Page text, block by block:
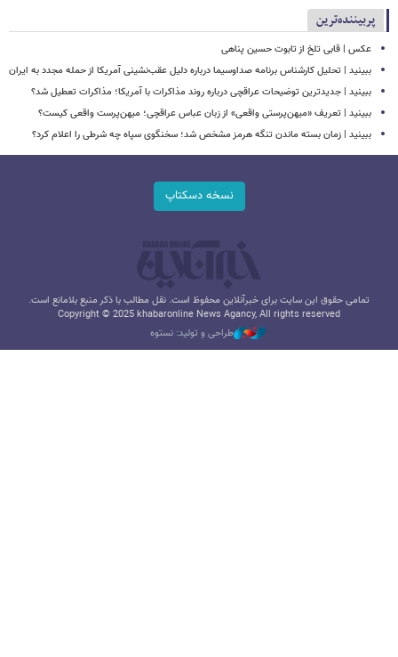
پربیننده‌ترین
عکس | قابی تلخ از تابوت حسین پناهی
ببینید | تحلیل کارشناس برنامه صداوسیما درباره دلیل عقب‌نشینی آمریکا از حمله مجدد به ایران
ببینید | جدیدترین توضیحات عراقچی درباره روند مذاکرات با آمریکا؛ مذاکرات تعطیل شد؟
ببینید | تعریف «میهن‌پرستی واقعی» از زبان عباس عراقچی؛ میهن‌پرست واقعی کیست؟
ببینید | زمان بسته ماندن تنگه هرمز مشخص شد؛ سخنگوی سپاه چه شرطی را اعلام کرد؟
نسخه دسکتاپ
تمامی حقوق این سایت برای خبرآنلاین محفوظ است. نقل مطالب با ذکر منبع بلامانع است.
Copyright © 2025 khabaronline News Agancy, All rights reserved
طراحی و تولید: نستوه